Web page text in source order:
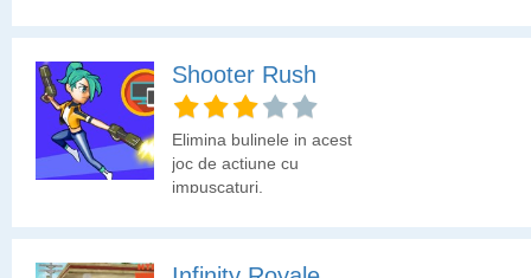
Shooter Rush
Elimina bulinele in acest
joc de actiune cu
impuscaturi.